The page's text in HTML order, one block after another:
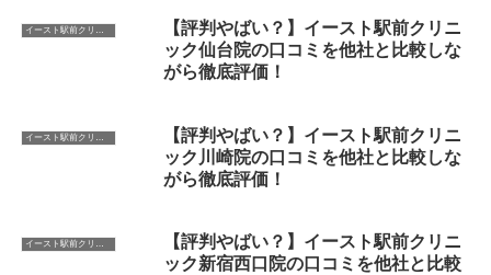
イースト駅前クリニック
【評判やばい？】イースト駅前クリニ
ック仙台院の口コミを他社と比較しな
がら徹底評価！
【評判やばい？】イースト駅前クリニ
ック川崎院の口コミを他社と比較しな
がら徹底評価！
イースト駅前クリニック
【評判やばい？】イースト駅前クリニ
ック新宿西口院の口コミを他社と比較